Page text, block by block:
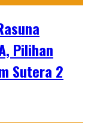
Pilihan
Sutera 2